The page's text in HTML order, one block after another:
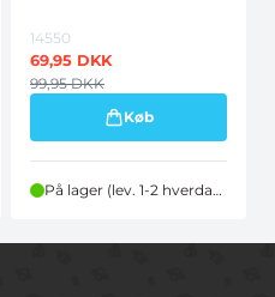
14550
69,95 DKK
99,95DKK
Køb
På lager (lev. 1-2 hverdage)